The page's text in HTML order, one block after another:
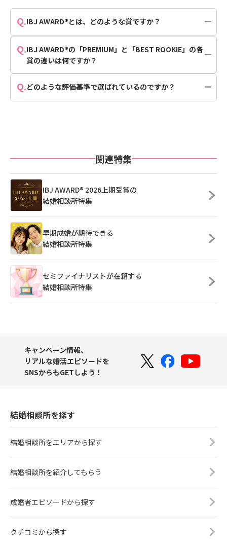
Q.IBJ AWARD®とは、どのような賞ですか？
Q.IBJ AWARD®の「PREMIUM」と「BEST ROOKIE」の各
賞の違いは何ですか？
Q.どのような評価基準で選ばれているのですか？
関連特集
IBJ AWARD® 2026上期受賞の
結婚相談所特集
早期成婚が期待できる
結婚相談所特集
セミファイナリストが在籍する
結婚相談所特集
キャンペーン情報、
リアルな婚活エピソードを
SNSからもGETしよう！
結婚相談所を探す
結婚相談所をエリアから探す
結婚相談所を紹介してもらう
成婚者エピソードから探す
クチコミから探す